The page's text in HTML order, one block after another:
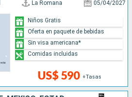
La Romana 05/04/2027
US$ 590 +Tasas
Niños Gratis
Oferta en paquete de bebidas
Sin visa americana*
Comidas incluidas